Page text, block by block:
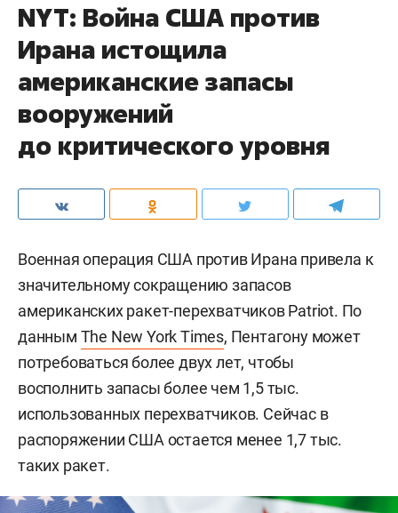
NYT: Война США против
Ирана истощила
американские запасы
вооружений
до критического уровня
Военная операция США против Ирана привела к
значительному сокращению запасов
американских ракет-перехватчиков Patriot. По
данным The New York Times, Пентагону может
потребоваться более двух лет, чтобы
восполнить запасы более чем 1,5 тыс.
использованных перехватчиков. Сейчас в
распоряжении США остается менее 1,7 тыс.
таких ракет.